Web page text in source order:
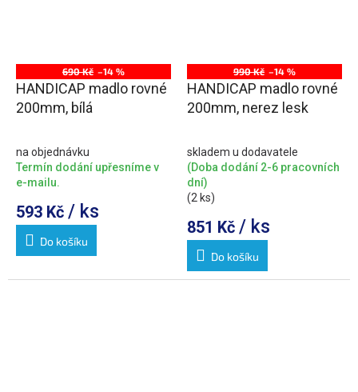
690 Kč –14 %
HANDICAP madlo rovné
200mm, bílá
na objednávku
Termín dodání upřesníme v
e-mailu.
593 Kč / ks
Do košíku
990 Kč –14 %
HANDICAP madlo rovné
200mm, nerez lesk
skladem u dodavatele
(Doba dodání 2-6 pracovních
dní)
(2 ks)
851 Kč / ks
Do košíku